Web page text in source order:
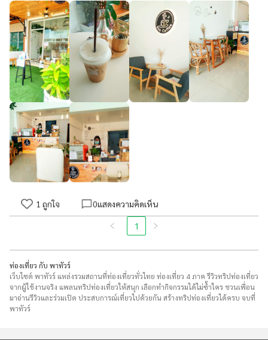
1 ถูกใจ 0แสดงความคิดเห็น
1
ท่องเที่ยว กับ พาทัวร์
เว็บไซต์ พาทัวร์ แหล่งรวมสถานที่ท่องเที่ยวทั่วไทย ท่องเที่ยว 4 ภาค รีวิวทริปท่องเที่ยว
จากผู้ใช้งานจริง แพลนทริปท่องเที่ยวให้สนุก เลือกทำกิจกรรมได้ไม่ซ้ำใคร ชวนเพื่อน
มาอ่านรีวิวและร่วมเปิด ประสบการณ์เที่ยวไปด้วยกัน สร้างทริปท่องเที่ยวได้ครบ จบที่
พาทัวร์